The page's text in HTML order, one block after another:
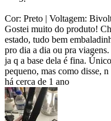
Cor: Preto | Voltagem:
Gostei muito do produto!
estado, tudo bem
pro dia a dia ou pra
ja q a base dela é fina.
pequeno, mas como disse,
há cerca de 1 ano